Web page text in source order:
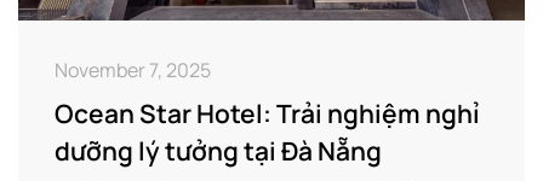
November 7, 2025
Ocean Star Hotel: Trải nghiệm nghỉ
dưỡng lý tưởng tại Đà Nẵng